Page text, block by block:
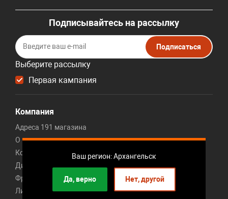
Ваш регион: Архангельск
Да, верно Нет, другой
Подписывайтесь на рассылку
Выберите рассылку
Первая кампания
Подписаться
Компания
Адреса 191 магазина
О компании
Контакты
Дисконт центр мебели
Франшиза мебельного магазина
Личный кабинет франчайзи